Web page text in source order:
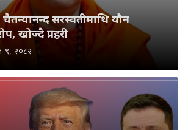
चैतन्यानन्द सरस्वतीमाथि यौन
खोज्दै प्रहरी
९, २०८२